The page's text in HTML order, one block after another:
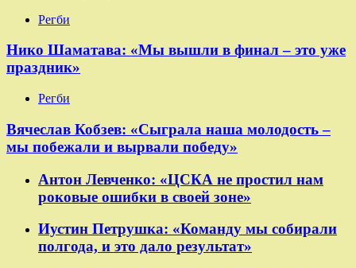
Регби
Нико Шаматава: «Мы вышли в финал – это уже
праздник»
Регби
Вячеслав Кобзев: «Сыграла наша молодость –
мы побежали и вырвали победу»
Антон Левченко: «ЦСКА не простил нам
роковые ошибки в своей зоне»
Иустин Петрушка: «Команду мы собирали
полгода, и это дало результат»